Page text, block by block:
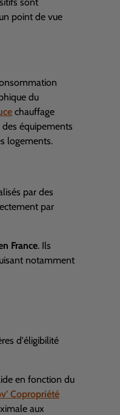
point de vue
du
chauffage
équipements
logements.
par des
par
France. Ils
notamment
d'éligibilité
en fonction du
Copropriété
aux